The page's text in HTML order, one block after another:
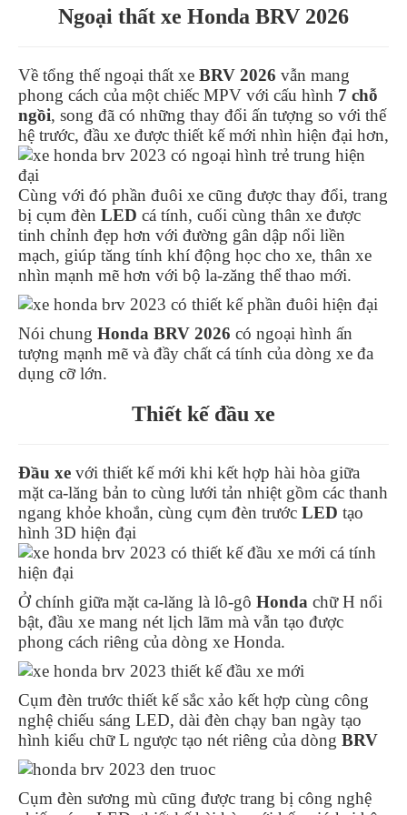
Ngoại thất xe Honda BRV 2026
Về tổng thế ngoại thất xe BRV 2026 vẫn mang
phong cách của một chiếc MPV với cấu hình 7 chỗ
ngồi, song đã có những thay đổi ấn tượng so với thế
hệ trước, đầu xe được thiết kế mới nhìn hiện đại hơn,
Cùng với đó phần đuôi xe cũng được thay đổi, trang
bị cụm đèn LED cá tính, cuối cùng thân xe được
tinh chỉnh đẹp hơn với đường gân dập nổi liền
mạch, giúp tăng tính khí động học cho xe, thân xe
nhìn mạnh mẽ hơn với bộ la-zăng thể thao mới.
Nói chung Honda BRV 2026 có ngoại hình ấn
tượng mạnh mẽ và đầy chất cá tính của dòng xe đa
dụng cỡ lớn.
Thiết kế đầu xe
Đầu xe với thiết kế mới khi kết hợp hài hòa giữa
mặt ca-lăng bản to cùng lưới tản nhiệt gồm các thanh
ngang khỏe khoắn, cùng cụm đèn trước LED tạo
hình 3D hiện đại
Ở chính giữa mặt ca-lăng là lô-gô Honda chữ H nổi
bật, đầu xe mang nét lịch lãm mà vẫn tạo được
phong cách riêng của dòng xe Honda.
Cụm đèn trước thiết kế sắc xảo kết hợp cùng công
nghệ chiếu sáng LED, dài đèn chạy ban ngày tạo
hình kiểu chữ L ngược tạo nét riêng của dòng BRV
Cụm đèn sương mù cũng được trang bị công nghệ